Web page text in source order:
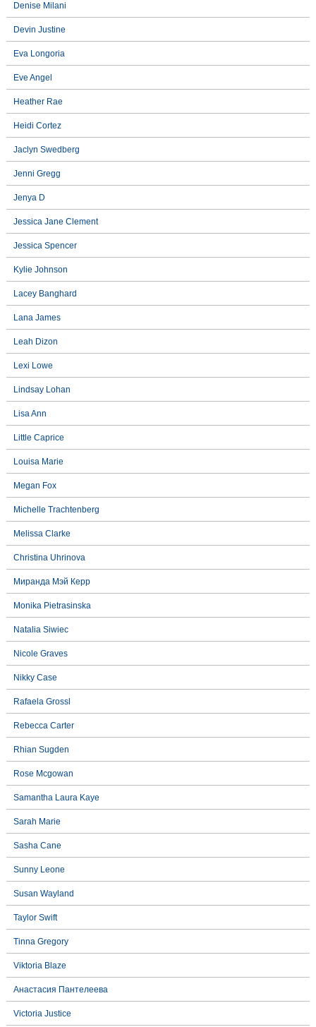
Denise Milani
Devin Justine
Eva Longoria
Eve Angel
Heather Rae
Heidi Cortez
Jaclyn Swedberg
Jenni Gregg
Jenya D
Jessica Jane Clement
Jessica Spencer
Kylie Johnson
Lacey Banghard
Lana James
Leah Dizon
Lexi Lowe
Lindsay Lohan
Lisa Ann
Little Caprice
Louisa Marie
Megan Fox
Michelle Trachtenberg
Melissa Clarke
Christina Uhrinova
Миранда Мэй Керр
Monika Pietrasinska
Natalia Siwiec
Nicole Graves
Nikky Case
Rafaela Grossl
Rebecca Carter
Rhian Sugden
Rose Mcgowan
Samantha Laura Kaye
Sarah Marie
Sasha Cane
Sunny Leone
Susan Wayland
Taylor Swift
Tinna Gregory
Viktoria Blaze
Анастасия Пантелеева
Victoria Justice